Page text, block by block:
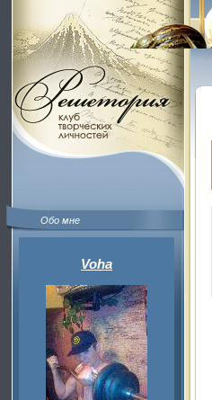
Обо мне
Voha